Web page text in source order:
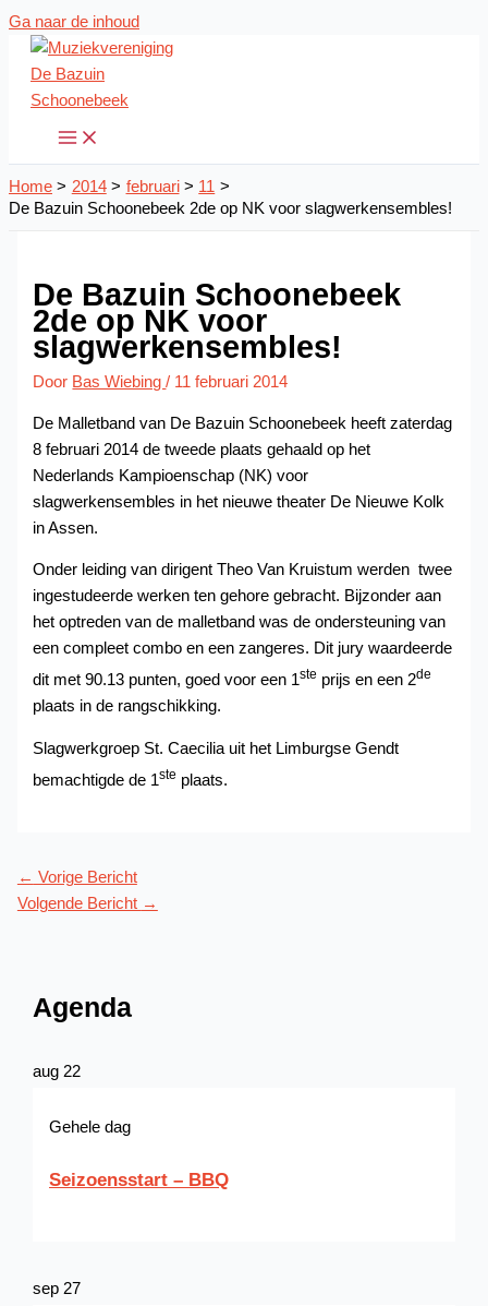
Ga naar de inhoud
Home 2014 februari
11
De Bazuin Schoonebeek 2de op NK voor slagwerkensembles!
De Bazuin Schoonebeek
2de op NK voor
slagwerkensembles!
Door Bas Wiebing/ 11 februari 2014
De Malletband van De Bazuin Schoonebeek heeft zaterdag
8 februari 2014 de tweede plaats gehaald op het
Nederlands Kampioenschap (NK) voor
slagwerkensembles in het nieuwe theater De Nieuwe Kolk
in Assen.
Onder leiding van dirigent Theo Van Kruistum werden twee
ingestudeerde werken ten gehore gebracht. Bijzonder aan
het optreden van de malletband was de ondersteuning van
een compleet combo en een zangeres. Dit jury waardeerde
dit met 90.13 punten, goed voor een 1ste prijs en een 2de
plaats in de rangschikking.
Slagwerkgroep St. Caecilia uit het Limburgse Gendt
bemachtigde de 1ste plaats.
← Vorige Bericht
Volgende Bericht →
Agenda
aug 22
Gehele dag
Seizoensstart – BBQ
sep 27